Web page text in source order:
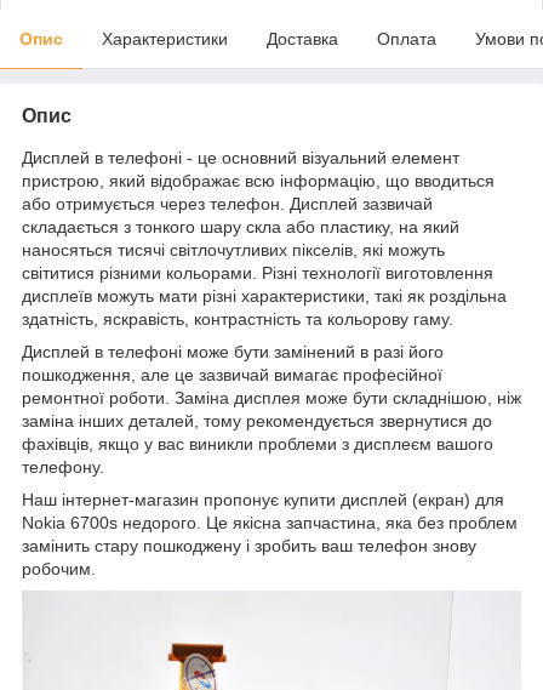
Опис Характеристики Доставка Оплата Умови
Опис
Дисплей в телефоні - це основний візуальний елемент
пристрою, який відображає всю інформацію, що вводиться
або отримується через телефон. Дисплей зазвичай
складається з тонкого шару скла або пластику, на який
наносяться тисячі світлочутливих пікселів, які можуть
світитися різними кольорами. Різні технології виготовлення
дисплеїв можуть мати різні характеристики, такі як роздільна
здатність, яскравість, контрастність та кольорову гаму.
Дисплей в телефоні може бути замінений в разі його
пошкодження, але це зазвичай вимагає професійної
ремонтної роботи. Заміна дисплея може бути складнішою, ніж
заміна інших деталей, тому рекомендується звернутися до
фахівців, якщо у вас виникли проблеми з дисплеєм вашого
телефону.
Наш інтернет-магазин пропонує купити дисплей (екран) для
Nokia 6700s недорого. Це якісна запчастина, яка без проблем
замінить стару пошкоджену і зробить ваш телефон знову
робочим.